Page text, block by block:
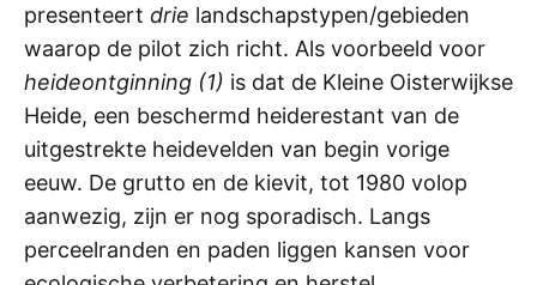
presenteert drie landschapstypen/gebieden
waarop de pilot zich richt. Als voorbeeld voor
heideontginning (1) is dat de Kleine Oisterwijkse
Heide, een beschermd heiderestant van de
uitgestrekte heidevelden van begin vorige
eeuw. De grutto en de kievit, tot 1980 volop
aanwezig, zijn er nog sporadisch. Langs
perceelranden en paden liggen kansen voor